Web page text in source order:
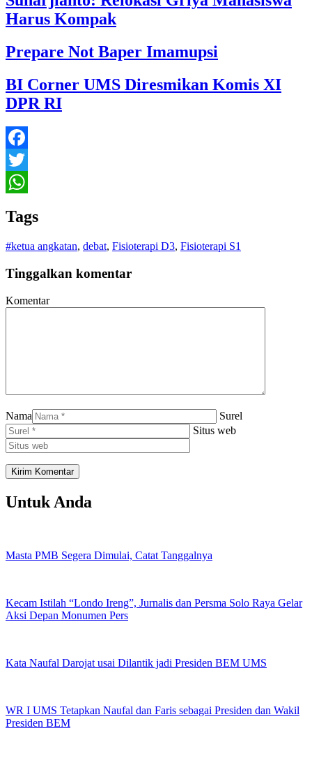
Harus Kompak
Prepare Not Baper Imamupsi
BI Corner UMS Diresmikan Komis XI
DPR RI
Facebook
Twitter
Tags
#ketua angkatan, debat, Fisioterapi D3, Fisioterapi S1
Tinggalkan komentar
Komentar
Nama
Surel
Situs web
Untuk Anda
Masta PMB Segera Dimulai, Catat Tanggalnya
Kecam Istilah “Londo Ireng”, Jurnalis dan Persma Solo Raya Gelar
Aksi Depan Monumen Pers
Kata Naufal Darojat usai Dilantik jadi Presiden BEM UMS
WR I UMS Tetapkan Naufal dan Faris sebagai Presiden dan Wakil
Presiden BEM